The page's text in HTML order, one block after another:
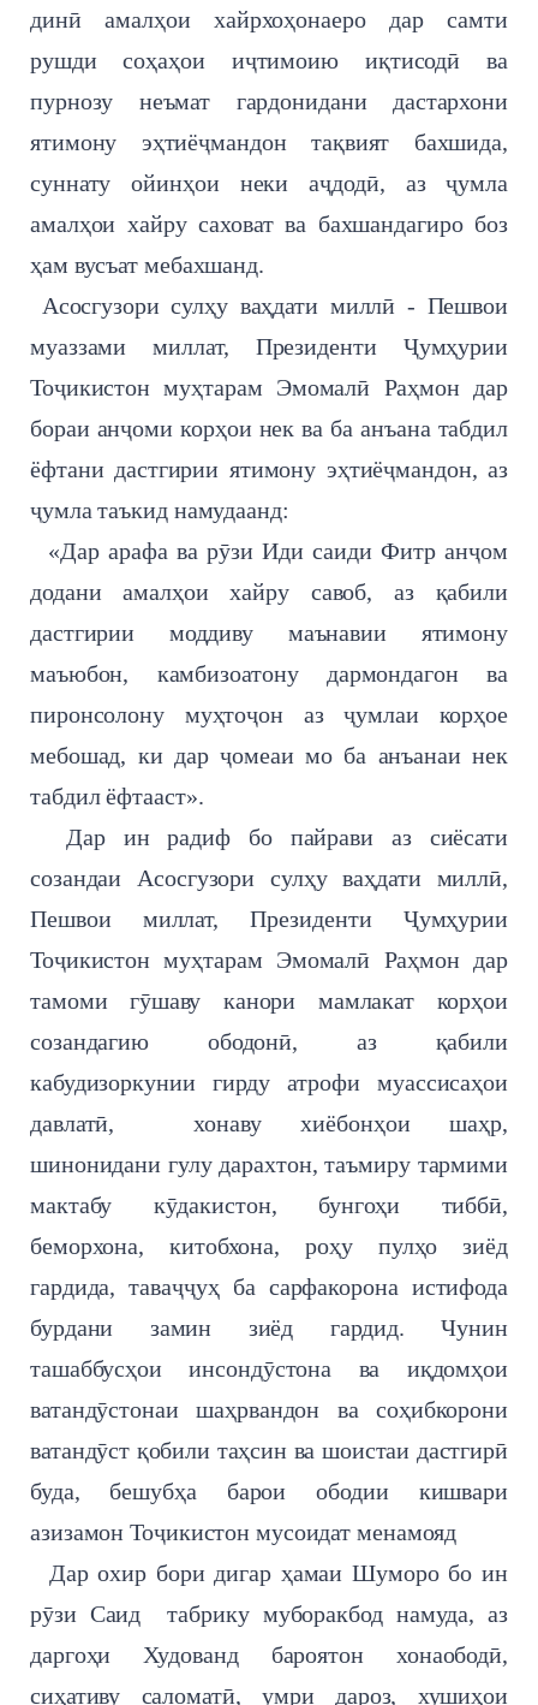
динӣ амалҳои хайрхоҳонаеро дар самти
рушди соҳаҳои иҷтимоию иқтисодӣ ва
пурнозу неъмат гардонидани дастархони
ятимону эҳтиёҷмандон тақвият бахшида,
суннату ойинҳои неки аҷдодӣ, аз ҷумла
амалҳои хайру саховат ва бахшандагиро боз
ҳам вусъат мебахшанд.
Асосгузори сулҳу ваҳдати миллӣ - Пешвои
муаззами миллат, Президенти Ҷумҳурии
Тоҷикистон муҳтарам Эмомалӣ Раҳмон дар
бораи анҷоми корҳои нек ва ба анъана табдил
ёфтани дастгирии ятимону эҳтиёҷмандон, аз
ҷумла таъкид намудаанд:
«Дар арафа ва рӯзи Иди саиди Фитр анҷом
додани амалҳои хайру савоб, аз қабили
дастгирии моддиву маънавии ятимону
маъюбон, камбизоатону дармондагон ва
пиронсолону муҳтоҷон аз ҷумлаи корҳое
мебошад, ки дар ҷомеаи мо ба анъанаи нек
табдил ёфтааст».
Дар ин радиф бо пайрави аз сиёсати
созандаи Асосгузори сулҳу ваҳдати миллӣ,
Пешвои миллат, Президенти Ҷумҳурии
Тоҷикистон муҳтарам Эмомалӣ Раҳмон дар
тамоми гӯшаву канори мамлакат корҳои
созандагию ободонӣ, аз қабили
кабудизоркунии гирду атрофи муассисаҳои
давлатӣ, хонаву хиёбонҳои шаҳр,
шинонидани гулу дарахтон, таъмиру тармими
мактабу кӯдакистон, бунгоҳи тиббӣ,
беморхона, китобхона, роҳу пулҳо зиёд
гардида, таваҷҷуҳ ба сарфакорона истифода
бурдани замин зиёд гардид. Чунин
ташаббусҳои инсондӯстона ва иқдомҳои
ватандӯстонаи шаҳрвандон ва соҳибкорони
ватандӯст қобили таҳсин ва шоистаи дастгирӣ
буда, бешубҳа барои ободии кишвари
азизамон Тоҷикистон мусоидат менамояд
Дар охир бори дигар ҳамаи Шуморо бо ин
рӯзи Саид табрику муборакбод намуда, аз
даргоҳи Худованд бароятон хонаободӣ,
сиҳативу саломатӣ, умри дароз, хушиҳои